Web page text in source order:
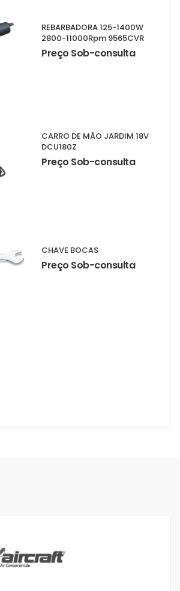
REBARBADORA 125-1400W
2800-11000Rpm 9565CVR
Preço Sob-consulta
CARRO DE MÃO JARDIM 18V
DCU180Z
Preço Sob-consulta
CHAVE BOCAS
Preço Sob-consulta